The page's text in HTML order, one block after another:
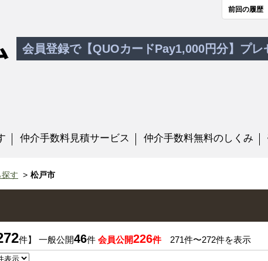
前回の履歴
会員登録で【QUOカードPay1,000円分】プレ
仲介手数料見積サービス 仲介手数料無料のしくみ
す 松戸市
件】 一般公開46件 会員公開226件271件〜272件を表示